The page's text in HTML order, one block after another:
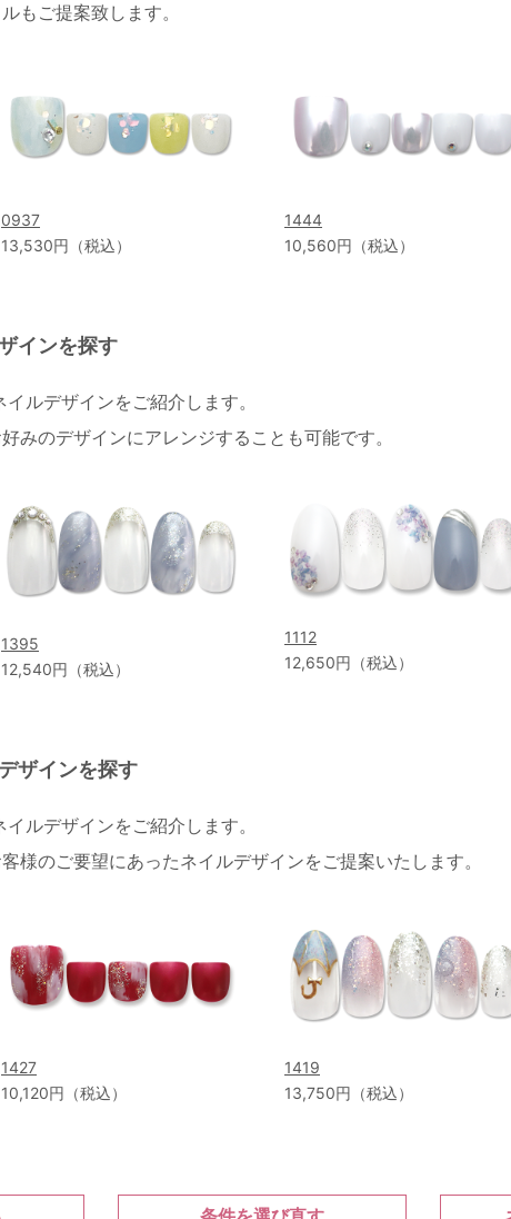
もご提案致します。
0937
13,530円（税込）
1444
10,560円（税込）
インを探す
ルデザインをご紹介します。
みのデザインにアレンジすることも可能です。
1395
12,540円（税込）
1112
12,650円（税込）
ザインを探す
ルデザインをご紹介します。
様のご要望にあったネイルデザインをご提案いたします。
1427
10,120円（税込）
1419
13,750円（税込）